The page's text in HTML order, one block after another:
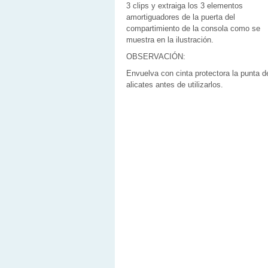
3 clips y extraiga los 3 elementos
amortiguadores de la puerta del
compartimiento de la consola como se
muestra en la ilustración.
OBSERVACIÓN:
Envuelva con cinta protectora la punta
alicates antes de utilizarlos.